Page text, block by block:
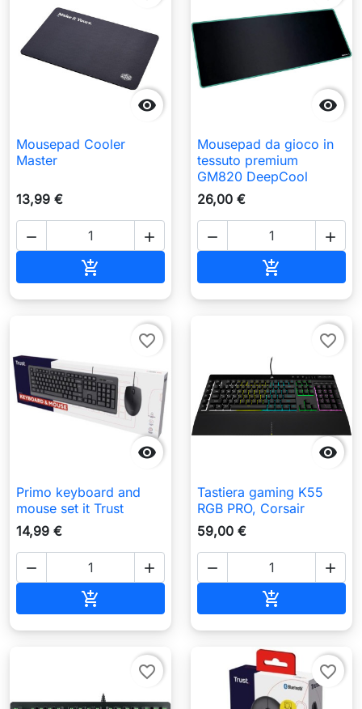

Mousepad Cooler
Master
13,99 €
 


Mousepad da gioco in
tessuto premium
GM820 DeepCool
26,00 €
 


favorite_border
Primo keyboard and
mouse set it Trust
14,99 €
 


favorite_border
Tastiera gaming K55
RGB PRO, Corsair
59,00 €
 

favorite_border favorite_border